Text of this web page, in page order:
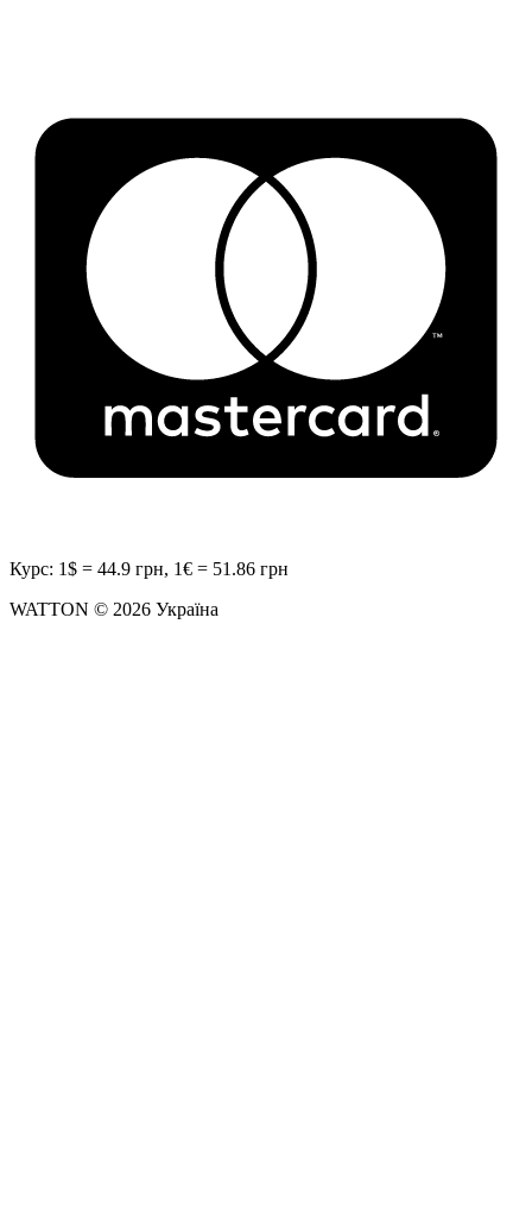
Курс: 1$ = 44.9 грн, 1€ = 51.86 грн
WATTON © 2026 Україна